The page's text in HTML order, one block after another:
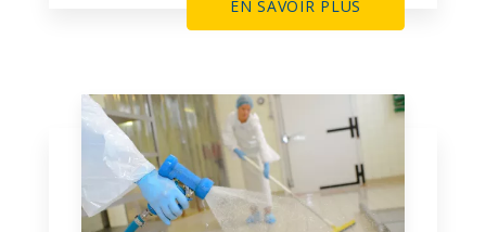
EN SAVOIR PLUS